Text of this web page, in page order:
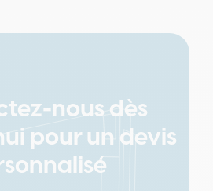
nous dès
pour un devis